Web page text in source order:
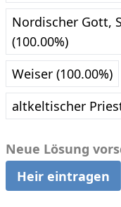
Nordischer Gott,
(100.00%)
Weiser (100.00%)
altkeltischer
Neue Lösung
Heir eintragen